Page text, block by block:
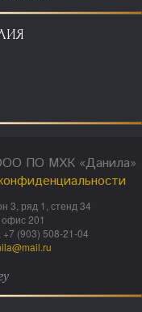
ПО МХК «Данила»
3, ряд 1, стенд 34
офис 201
(903) 508-21-04